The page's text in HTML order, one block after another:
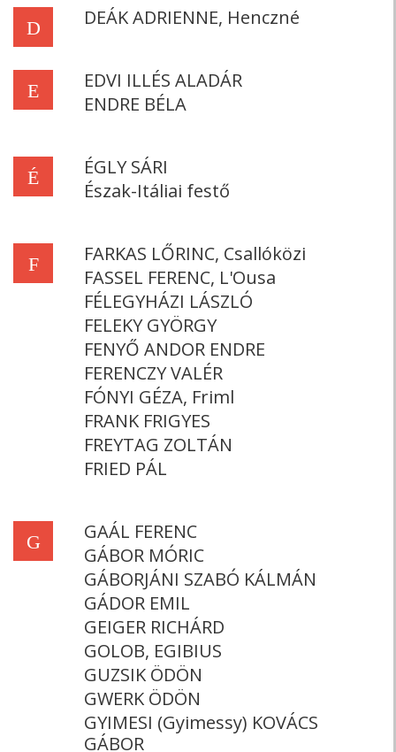
D DEÁK ADRIENNE, Henczné
E
EDVI ILLÉS ALADÁR
ENDRE BÉLA
É
ÉGLY SÁRI
Észak-Itáliai festő
F
FARKAS LŐRINC, Csallóközi
FASSEL FERENC, L'Ousa
FÉLEGYHÁZI LÁSZLÓ
FELEKY GYÖRGY
FENYŐ ANDOR ENDRE
FERENCZY VALÉR
FÓNYI GÉZA, Friml
FRANK FRIGYES
FREYTAG ZOLTÁN
FRIED PÁL
G
GAÁL FERENC
GÁBOR MÓRIC
GÁBORJÁNI SZABÓ KÁLMÁN
GÁDOR EMIL
GEIGER RICHÁRD
GOLOB, EGIBIUS
GUZSIK ÖDÖN
GWERK ÖDÖN
GYIMESI (Gyimessy) KOVÁCS
GÁBOR